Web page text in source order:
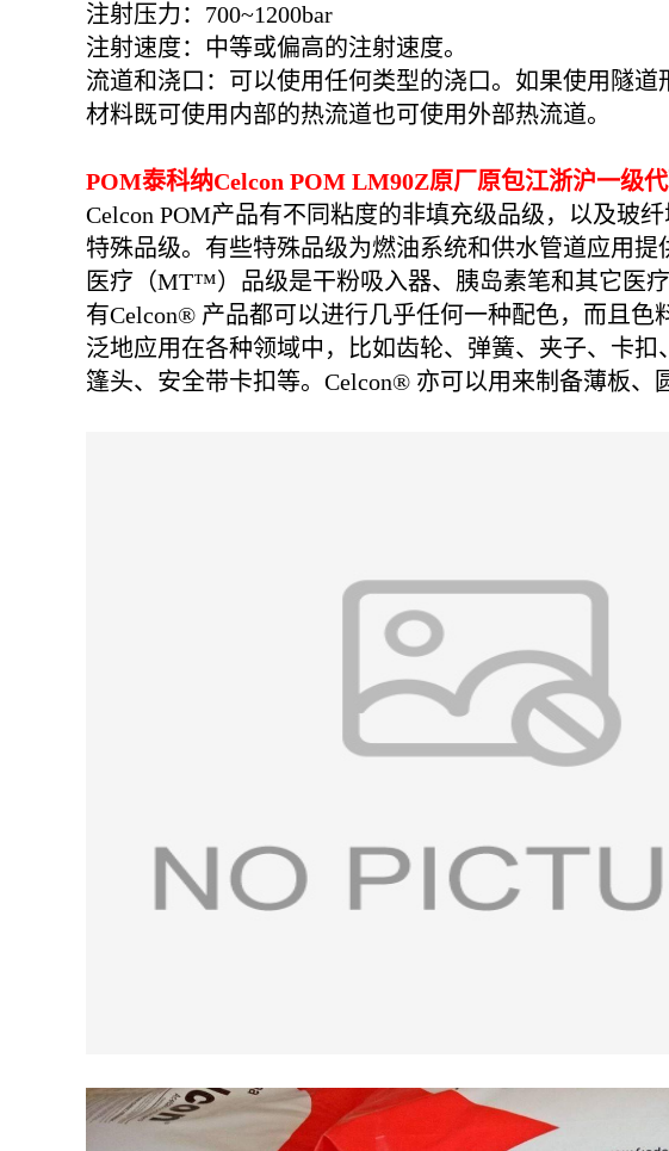
注射压力：700~1200bar
注射速度：中等或偏高的注射速度。
流道和浇口：可以使用任何类型的浇口。如果使用隧
材料既可使用内部的热流道也可使用外部热流道。
POM泰科纳Celcon POM LM90Z原厂原包江浙沪一级
Celcon POM产品有不同粘度的非填充级品级，以及玻
特殊品级。有些特殊品级为燃油系统和供水管道应用
医疗（MT™）品级是干粉吸入器、胰岛素笔和其它医
有Celcon® 产品都可以进行几乎任何一种配色，而且
泛地应用在各种领域中，比如齿轮、弹簧、夹子、卡
篷头、安全带卡扣等。Celcon® 亦可以用来制备薄板、